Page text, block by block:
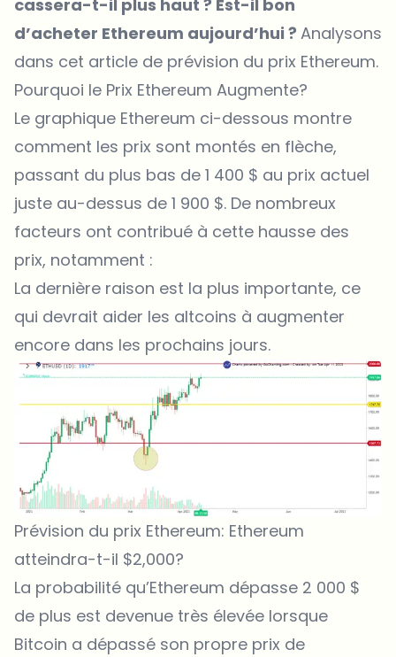
cassera-t-il plus haut ? Est-il bon
d’acheter Ethereum aujourd’hui ? Analysons
dans cet article de prévision du prix Ethereum.
Pourquoi le Prix Ethereum Augmente?
Le graphique Ethereum ci-dessous montre
comment les prix sont montés en flèche,
passant du plus bas de 1 400 $ au prix actuel
juste au-dessus de 1 900 $. De nombreux
facteurs ont contribué à cette hausse des
prix, notamment :
La dernière raison est la plus importante, ce
qui devrait aider les altcoins à augmenter
encore dans les prochains jours.
Prévision du prix Ethereum: Ethereum
atteindra-t-il $2,000?
La probabilité qu’Ethereum dépasse 2 000 $
de plus est devenue très élevée lorsque
Bitcoin a dépassé son propre prix de